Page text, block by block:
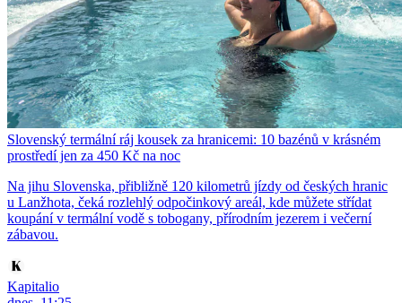
Slovenský termální ráj kousek za hranicemi: 10 bazénů v krásném
prostředí jen za 450 Kč na noc
Na jihu Slovenska, přibližně 120 kilometrů jízdy od českých hranic
u Lanžhota, čeká rozlehlý odpočinkový areál, kde můžete střídat
koupání v termální vodě s tobogany, přírodním jezerem i večerní
zábavou.
Kapitalio